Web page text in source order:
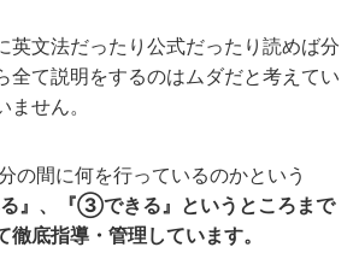
英文法だったり公式だったり読めば分
全て説明をするのはムダだと考えてい
せん。
の間に何を行っているのかという
』、『③できる』というところまで
底指導・管理しています。